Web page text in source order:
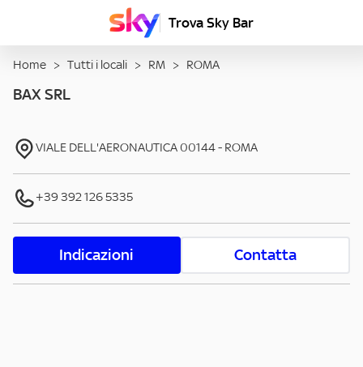
Trova Sky Bar
Home > Tutti i locali > RM > ROMA
BAX SRL
VIALE DELL'AERONAUTICA 00144- ROMA
+39 392 126 5335
Indicazioni Contatta